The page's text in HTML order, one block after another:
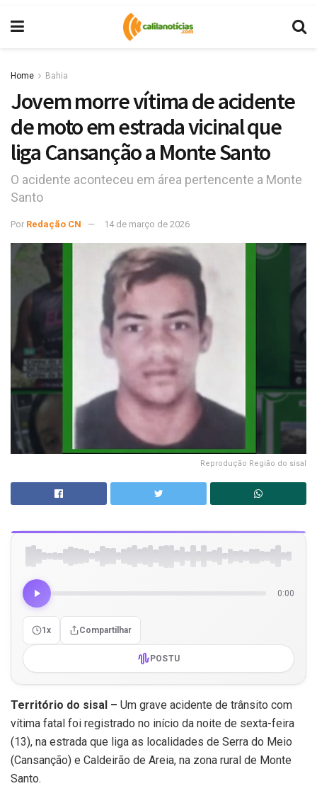
Home Bahia
Jovem morre vítima de acidente
de moto em estrada vicinal que
liga Cansanção a Monte Santo
O acidente aconteceu em área pertencente a Monte
Santo
Por Redação CN 14 de março de 2026
Reprodução Região do sisal
0:00
1x Compartilhar
POSTU
Território do sisal – Um grave acidente de trânsito com
vítima fatal foi registrado no início da noite de sexta-feira
(13), na estrada que liga as localidades de Serra do Meio
(Cansanção) e Caldeirão de Areia, na zona rural de Monte
Santo.